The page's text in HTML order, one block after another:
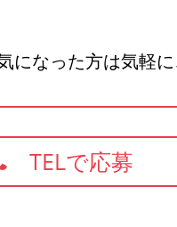
になった方は気軽
TELで応募